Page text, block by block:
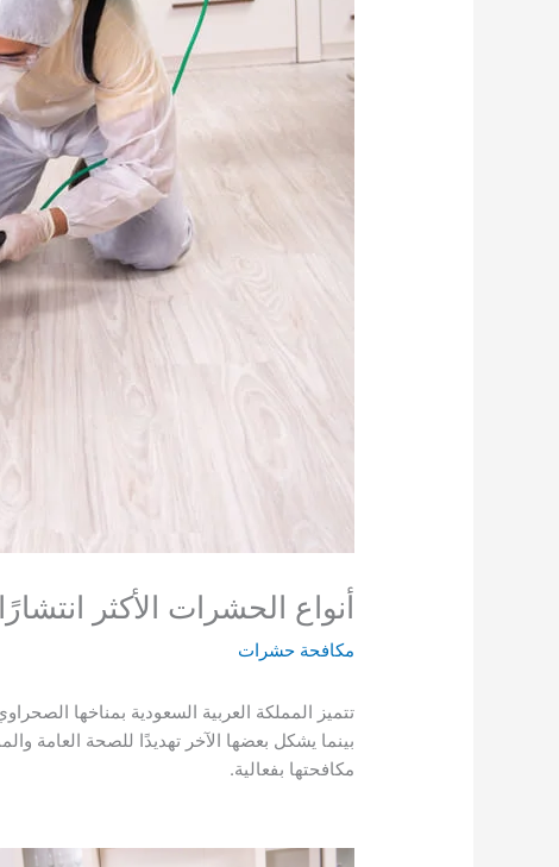
أنواع الحشرات الأكثر
مكافحة حشرات
تتميز المملكة العربية السعودية بمناخها
بينما يشكل بعضها الآخر تهديدًا للصحة العامة
مكافحتها بفعالية.